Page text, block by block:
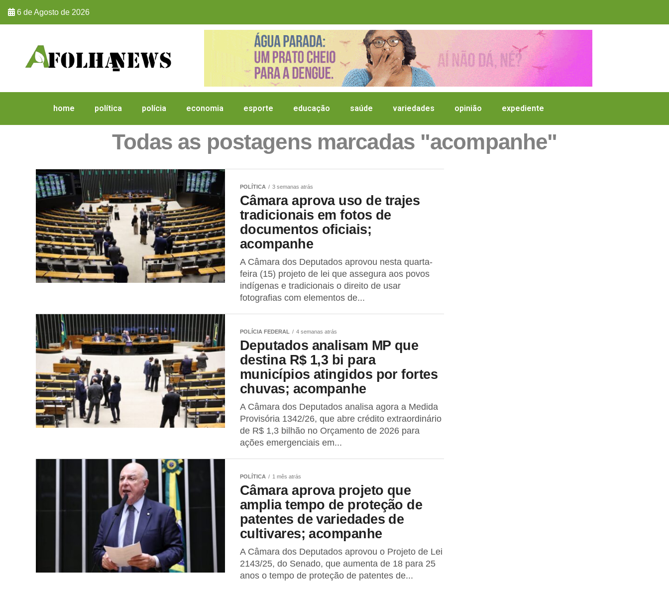
6 de Agosto de 2026
home política polícia economia esporte educação saúde variedades opinião expediente
Todas as postagens marcadas "acompanhe"
POLÍTICA 3 semanas atrás
Câmara aprova uso de trajes
tradicionais em fotos de
documentos oficiais;
acompanhe
A Câmara dos Deputados aprovou nesta quarta-
feira (15) projeto de lei que assegura aos povos
indígenas e tradicionais o direito de usar
fotografias com elementos de...
POLÍCIA FEDERAL 4 semanas atrás
Deputados analisam MP que
destina R$ 1,3 bi para
municípios atingidos por fortes
chuvas; acompanhe
A Câmara dos Deputados analisa agora a Medida
Provisória 1342/26, que abre crédito extraordinário
de R$ 1,3 bilhão no Orçamento de 2026 para
ações emergenciais em...
POLÍTICA 1 mês atrás
Câmara aprova projeto que
amplia tempo de proteção de
patentes de variedades de
cultivares; acompanhe
A Câmara dos Deputados aprovou o Projeto de Lei
2143/25, do Senado, que aumenta de 18 para 25
anos o tempo de proteção de patentes de...